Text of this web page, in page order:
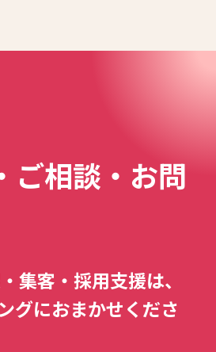
ご相談・お問
集客・採用支援は、
グにおまかせくださ